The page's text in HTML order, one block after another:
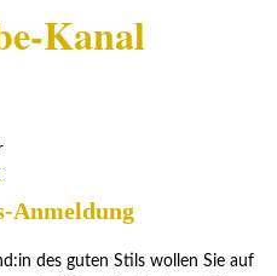
Kanal
Anmeldung
des guten Stils wollen Sie auf